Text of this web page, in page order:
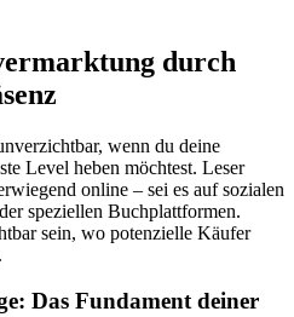
durch
wenn du deine
Level heben möchtest. Leser
online – sei es auf sozialen
speziellen Buchplattformen.
sein, wo potenzielle Käufer
Das Fundament deiner